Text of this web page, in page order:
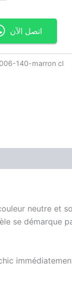
اتصل الآن
006-140-marron cl
neutre et
se démarque